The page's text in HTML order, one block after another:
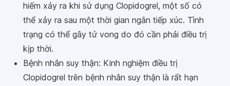
hiếm xảy ra khi sử dụng Clopidogrel, một số có
thể xảy ra sau một thời gian ngắn tiếp xúc. Tình
trạng có thể gây tử vong do đó cần phải điều trị
kịp thời.
Bệnh nhân suy thận: Kinh nghiệm điều trị
Clopidogrel trên bệnh nhân suy thận là rất hạn